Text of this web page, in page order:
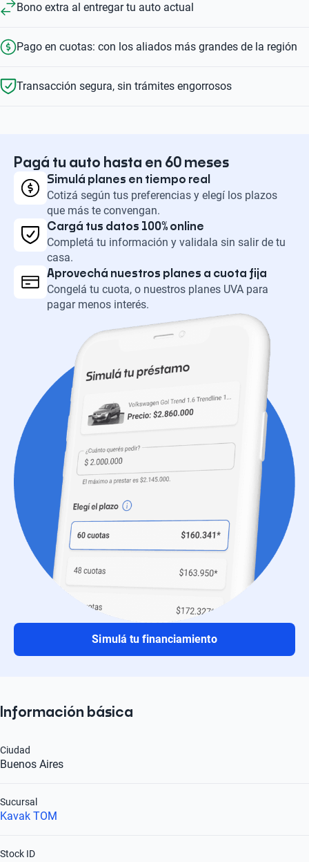
Bono extra al entregar tu auto actual
Pago en cuotas: con los aliados más grandes de la región
Transacción segura, sin trámites engorrosos
Pagá tu auto hasta en 60 meses
Simulá planes en tiempo real
Cotizá según tus preferencias y elegí los plazos
que más te convengan.
Cargá tus datos 100% online
Completá tu información y validala sin salir de tu
casa.
Aprovechá nuestros planes a cuota fija
Congelá tu cuota, o nuestros planes UVA para
pagar menos interés.
Simulá tu financiamiento
Información básica
Buenos Aires
Ciudad
Kavak TOM
Sucursal
Stock ID